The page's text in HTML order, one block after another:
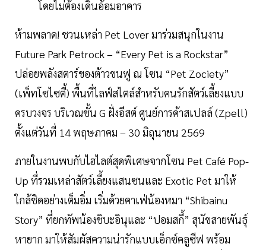
โดยไม่ต้องเดินอ้อมอาคาร
ห้ามพลาด! ชวนเหล่า Pet Lover มาร่วมสนุกในงาน
Future Park Petrock – “Every Pet is a Rockstar”
ปล่อยพลังสตาร์ของต้าวขนฟู ณ โซน “Pet Zociety”
(เพ็ทโซไซตี้) พื้นที่ไลฟ์สไตล์สำหรับคนรักสัตว์เลี้ยงแบบ
ครบวงจร บริเวณชั้น G ฝั่งอีสต์ ศูนย์การค้าสเปลล์ (Zpell)
ตั้งแต่วันที่ 14 พฤษภาคม – 30 มิถุนายน 2569
ภายในงานพบกับไฮไลต์สุดพิเศษจากโซน Pet Café Pop-
Up ที่รวมเหล่าสัตว์เลี้ยงแสนซนและ Exotic Pet มาให้
ใกล้ชิดอย่างเต็มอิ่ม เริ่มด้วยคาเฟ่น้องหมา “Shibainu
Story” ที่ยกทัพน้องชิบะอินุและ “ปอมสกี้” สุนัขสายพันธุ์
หายาก มาให้สัมผัสความน่ารักแบบเอ็กซ์คลูซีฟ พร้อม